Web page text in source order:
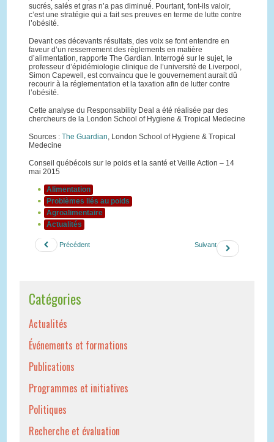
sucrés, salés et gras n’a pas diminué. Pourtant, font-ils valoir,
c’est une stratégie qui a fait ses preuves en terme de lutte contre
l’obésité.
Devant ces décevants résultats, des voix se font entendre en
faveur d’un resserrement des règlements en matière
d’alimentation, rapporte The Gardian. Interrogé sur le sujet, le
professeur d’épidémiologie clinique de l’université de Liverpool,
Simon Capewell, est convaincu que le gouvernement aurait dû
recourir à la réglementation et la taxation afin de lutter contre
l’obésité.
Cette analyse du Responsability Deal a été réalisée par des
chercheurs de la London School of Hygiene & Tropical Medecine
Sources : The Guardian, London School of Hygiene & Tropical
Medecine
Conseil québécois sur le poids et la santé et Veille Action – 14
mai 2015
Alimentation
Problèmes liés au poids
Agroalimentaire
Actualités
Précédent Suivant
Catégories
Actualités
Événements et formations
Publications
Programmes et initiatives
Politiques
Recherche et évaluation